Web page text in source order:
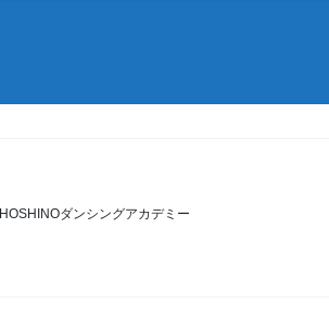
HOSHINOダンシングアカデミー